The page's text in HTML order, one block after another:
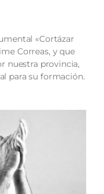
«Cortázar
Correas, y que
nuestra provincia,
para su formación.